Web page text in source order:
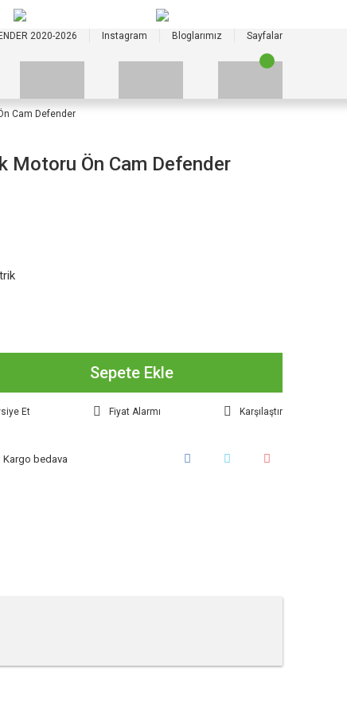
2020-2026 Instagram Bloglarımız Sayfalar
Cam Defender
Motoru Ön Cam Defender
Sepete Ekle
Et Fiyat Alarmı Karşılaştır
Kargo bedava